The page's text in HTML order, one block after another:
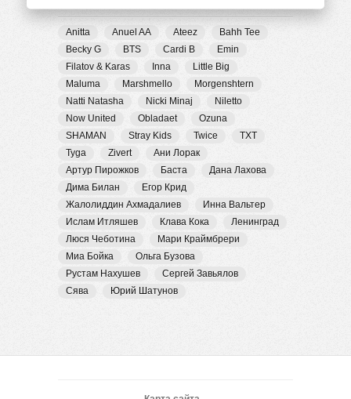
Anitta Anuel AA Ateez
Bahh Tee
Becky G
BTS Cardi B
Emin
Filatov & Karas
Inna
Little Big
Maluma
Marshmello
Morgenshtern
Natti Natasha
Nicki Minaj
Niletto
Now United
Obladaet
Ozuna
SHAMAN
Stray Kids Twice
TXT
Tyga
Zivert
Ани Лорак
Артур Пирожков
Баста
Дана Лахова
Дима Билан
Егор Крид
Жалолиддин Ахмадалиев
Инна Вальтер
Ислам Итляшев
Клава Кока
Ленинград
Люся Чеботина
Мари Краймбрери
Миа Бойка
Ольга Бузова
Рустам Нахушев
Сергей Завьялов
Сява
Юрий Шатунов